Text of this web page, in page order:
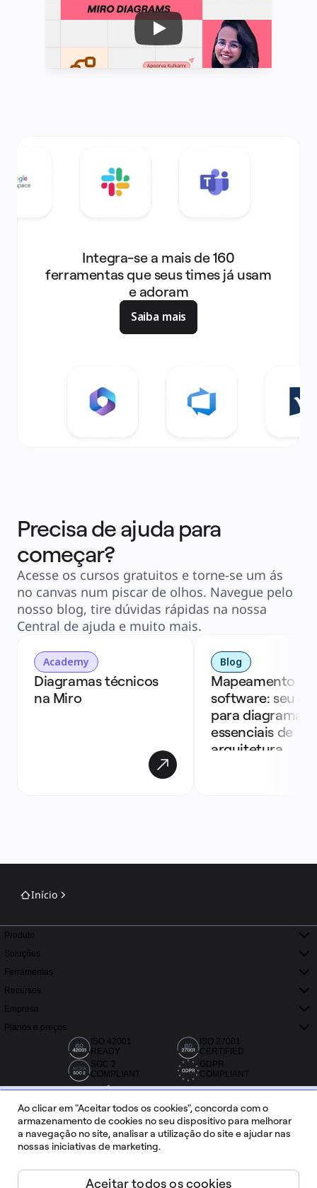
Integra-se a mais de 160
ferramentas que seus times já usam
e adoram
Saiba mais
Precisa de ajuda para
começar?
Acesse os cursos gratuitos e torne-se um ás
no canvas num piscar de olhos. Navegue pelo
nosso blog, tire dúvidas rápidas na nossa
Central de ajuda e muito mais.
Academy
Diagramas técnicos
Blog
Mapeamento de
software: seu
para diagramas
essenciais de
arquitetura
Início
Produto
Soluções
Ferramentas
Recursos
Empresa
Planos e preços
ISO 42001
READY
ISO 27001
CERTIFIED
SOC 2
COMPLIANT
GDPR
COMPLIANT
Mais de 20 mil avaliações da Capterra, G2 e Trustradius.
Ao clicar em "Aceitar todos os cookies", concorda com o
armazenamento de cookies no seu dispositivo para melhorar
a navegação no site, analisar a utilização do site e ajudar nas
nossas iniciativas de marketing.
Aceitar todos os cookies